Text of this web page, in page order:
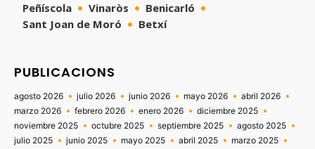
Peñíscola
Vinaròs
Benicarló
Sant Joan de Moró
Betxí
PUBLICACIONS
agosto 2026 julio 2026 junio 2026 mayo 2026
abril 2026
marzo 2026
febrero 2026 enero 2026
diciembre 2025
noviembre 2025
octubre 2025 septiembre 2025
agosto 2025
julio 2025
junio 2025 mayo 2025 abril 2025
marzo 2025